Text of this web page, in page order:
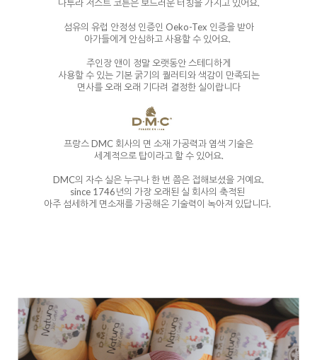
나투라 저스트 코튼은 보드러운 터칭을 가지고 있어요.
섬유의 유럽 안정성 인증인 Oeko-Tex 인증을 받아
아가들에게 안심하고 사용할 수 있어요.
주인장 앤이 정말 오랫동안 스테디하게
사용할 수 있는 기본 굵기의 퀄러티와 색감이 만족되는
면사를 오래 오래 기다려 결정한 실이랍니다
프랑스 DMC 회사의 면 소재 가공력과 염색 기술은
세계적으로 탑이라고 할 수 있어요.
DMC의 자수 실은 누구나 한 번 쯤은 접해보셨을 거예요.
since 1746년의 가장 오래된 실 회사의 축적된
아주 섬세하게 면소재를 가공해온 기술력이 녹아져 있답니다.